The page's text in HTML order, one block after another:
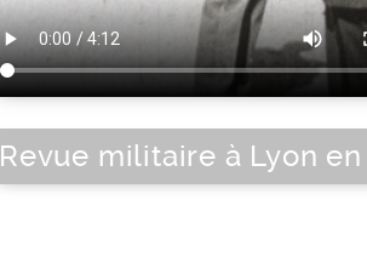
Revue militaire à Lyon en